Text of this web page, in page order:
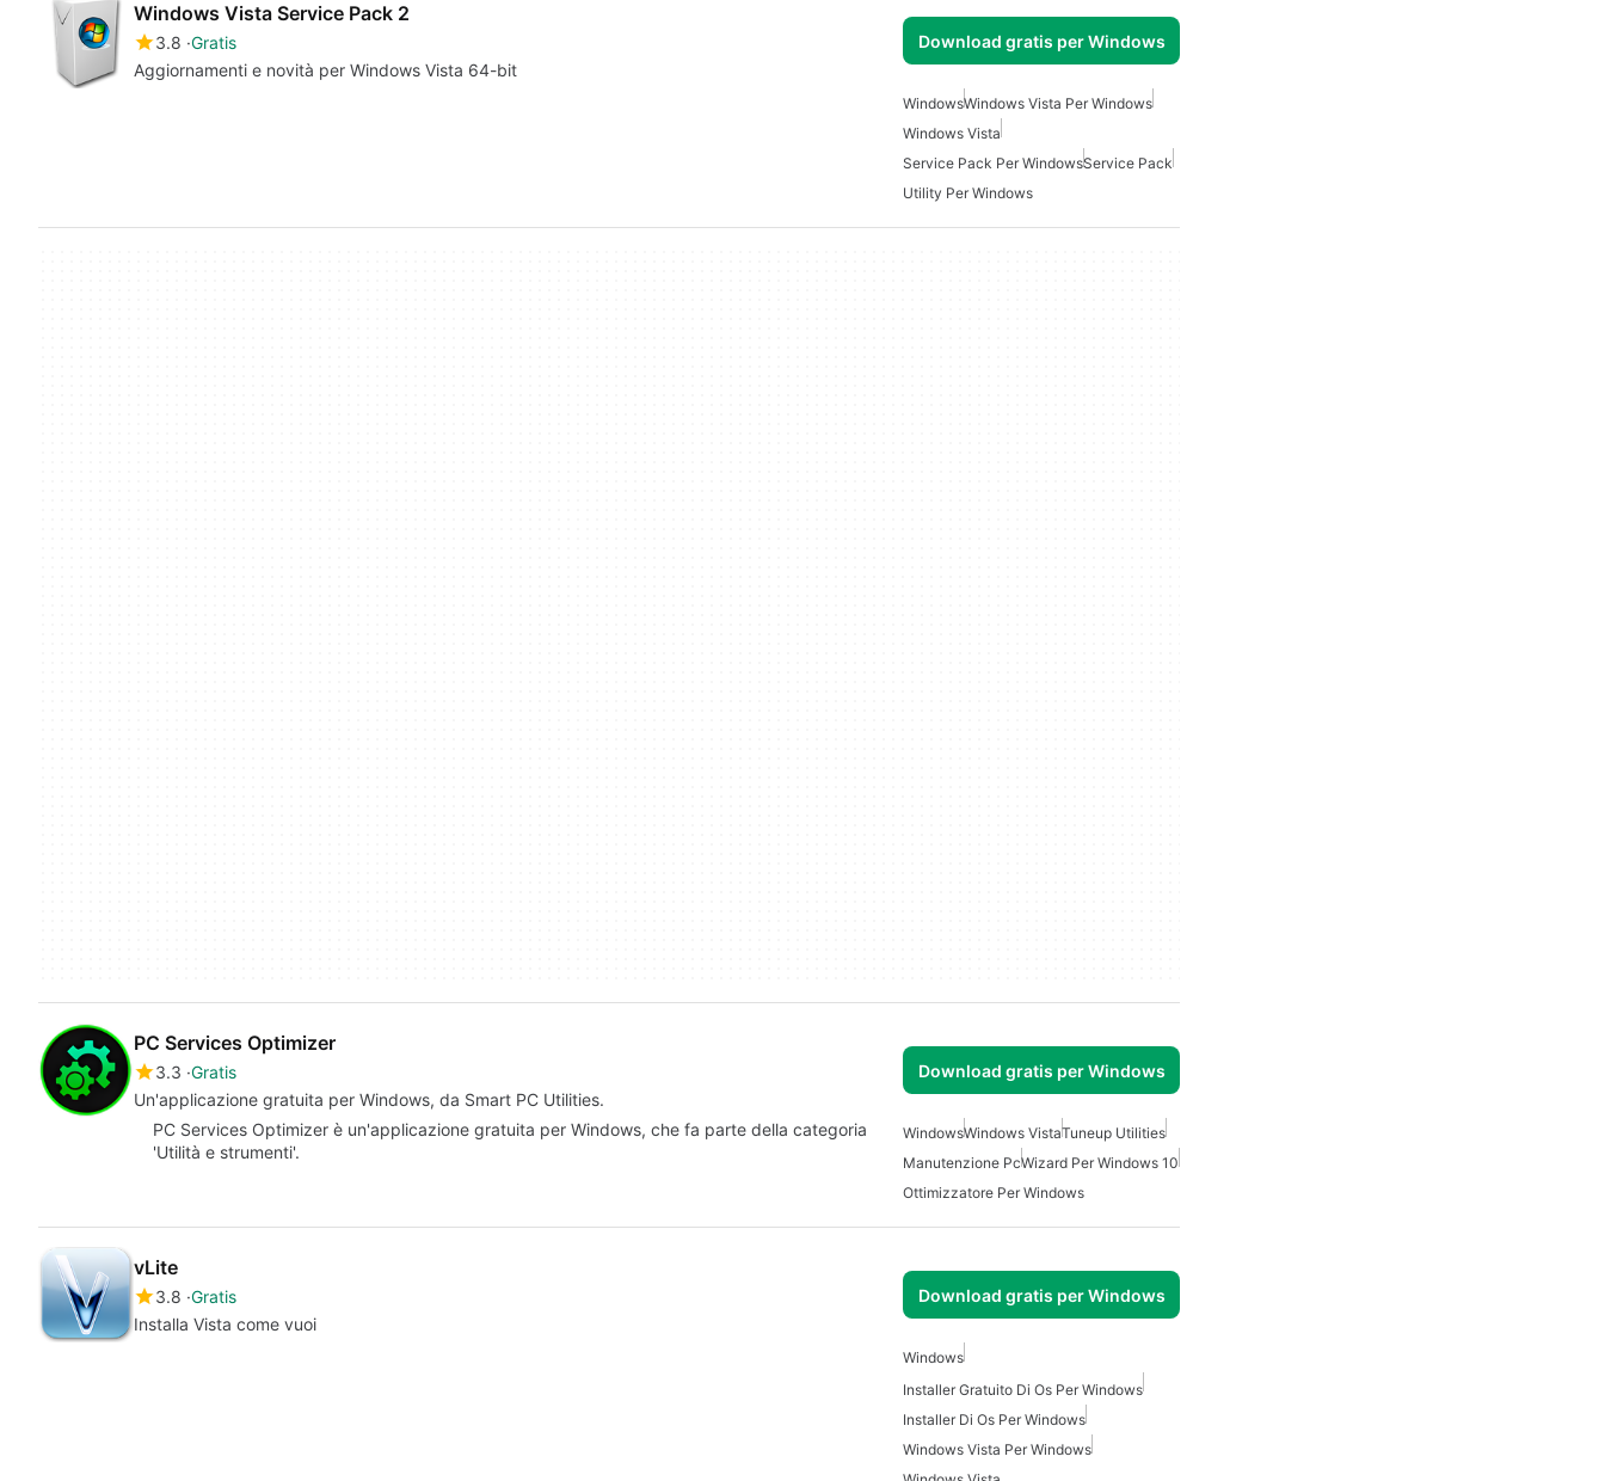
Windows Vista Service Pack 2
3.8 Gratis
Aggiornamenti e novità per Windows Vista 64-bit
Download gratis per Windows
WindowsWindows Vista Per Windows
Windows Vista
Service Pack Per WindowsService Pack
Utility Per Windows
PC Services Optimizer
3.3 Gratis
Un'applicazione gratuita per Windows, da Smart PC Utilities.
Download gratis per Windows
PC Services Optimizer è un'applicazione gratuita per Windows, che fa parte della categoria
'Utilità e strumenti'.
WindowsWindows VistaTuneup Utilities
Manutenzione PcWizard Per Windows 10
Ottimizzatore Per Windows
vLite
3.8 Gratis
Installa Vista come vuoi
Download gratis per Windows
Windows
Installer Gratuito Di Os Per Windows
Installer Di Os Per Windows
Windows Vista Per Windows